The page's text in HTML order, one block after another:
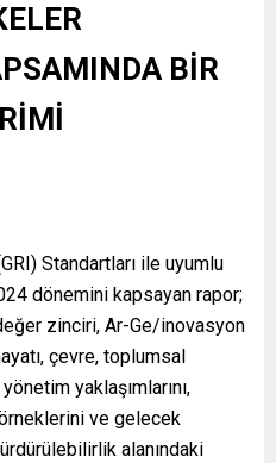
BİR
Standartları ile uyumlu
dönemini kapsayan rapor;
zinciri, Ar-Ge/inovasyon
çevre, toplumsal
yaklaşımlarını,
ve gelecek
alanındaki